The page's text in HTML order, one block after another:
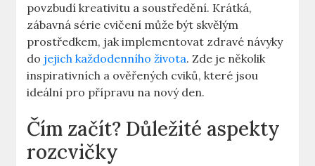
povzbudí kreativitu a soustředění. Krátká,
zábavná série cvičení může být skvělým
prostředkem, jak implementovat zdravé návyky
do jejich každodenního života. Zde je několik
inspirativních a ověřených cviků, které jsou
ideální pro přípravu na nový den.
Čím začít? Důležité aspekty
rozcvičky